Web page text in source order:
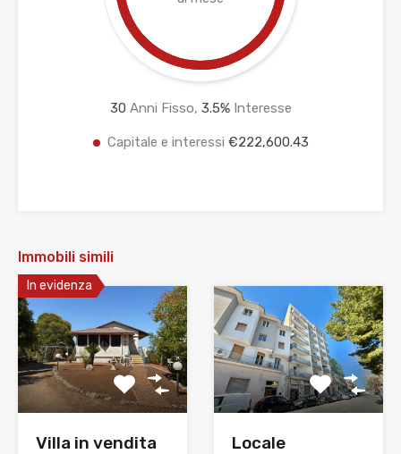
30 Anni Fisso, 3.5%Interesse
Capitale e interessi €222,600.43
Immobili simili
In evidenza
Villa in vendita
Locale